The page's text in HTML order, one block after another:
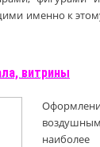
именно к
витрины
наиболее